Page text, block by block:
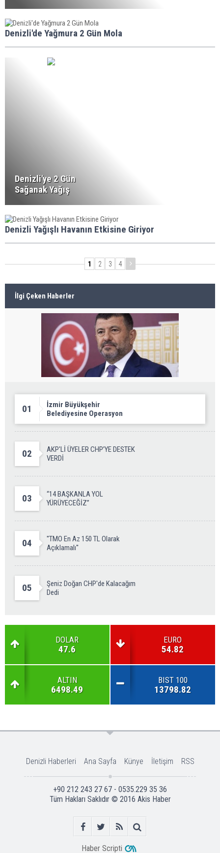
Denizli'de Yağmura 2 Gün Mola
Denizli'ye 2 Gün
Sağanak Yağış
Denizli Yağışlı Havanın Etkisine Giriyor
1 2 3 4
İlgi Çeken Haberler
01
İzmir Büyükşehir
Belediyesine Operasyon
02
AKP'Lİ ÜYELER CHP’YE DESTEK
VERDİ
03
“14 BAŞKANLA YOL
YÜRÜYECEĞİZ”
04
''TMO En Az 150 TL Olarak
Açıklamalı''
05
Şeniz Doğan CHP'de Kalacağım
Dedi
DOLAR
47.6
EURO
54.82
ALTIN
6498.49
BIST 100
13798.82
Denizli Haberleri Ana Sayfa Künye İletişim RSS
+90 212 243 27 67 - 0535.229 35 36
Tüm Hakları Saklıdır © 2016 Akis Haber
Haber Scripti